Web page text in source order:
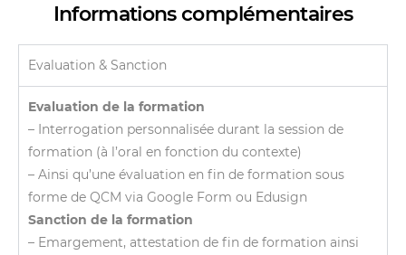
Informations complémentaires
Evaluation & Sanction
Evaluation de la formation
– Interrogation personnalisée durant la session de
formation (à l’oral en fonction du contexte)
– Ainsi qu’une évaluation en fin de formation sous
forme de QCM via Google Form ou Edusign
Sanction de la formation
– Emargement, attestation de fin de formation ainsi